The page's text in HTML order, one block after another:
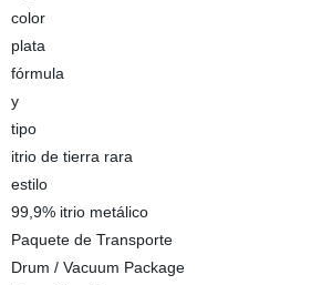
color
plata
fórmula
y
tipo
itrio de tierra rara
estilo
99,9% itrio metálico
Paquete de Transporte
Drum / Vacuum Package